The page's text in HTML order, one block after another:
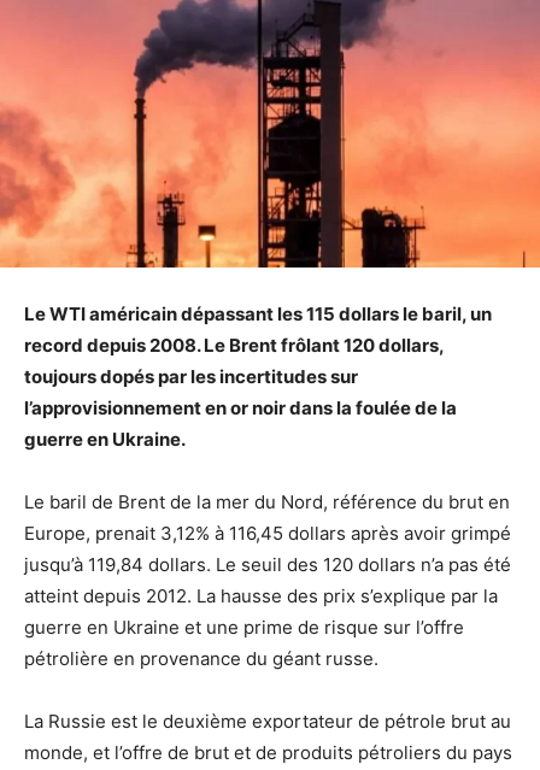
Le WTI américain dépassant les 115 dollars le baril, un
record depuis 2008. Le Brent frôlant 120 dollars,
toujours dopés par les incertitudes sur
l’approvisionnement en or noir dans la foulée de la
guerre en Ukraine.
Le baril de Brent de la mer du Nord, référence du brut en
Europe, prenait 3,12% à 116,45 dollars après avoir grimpé
jusqu’à 119,84 dollars. Le seuil des 120 dollars n’a pas été
atteint depuis 2012. La hausse des prix s’explique par la
guerre en Ukraine et une prime de risque sur l’offre
pétrolière en provenance du géant russe.
La Russie est le deuxième exportateur de pétrole brut au
monde, et l’offre de brut et de produits pétroliers du pays